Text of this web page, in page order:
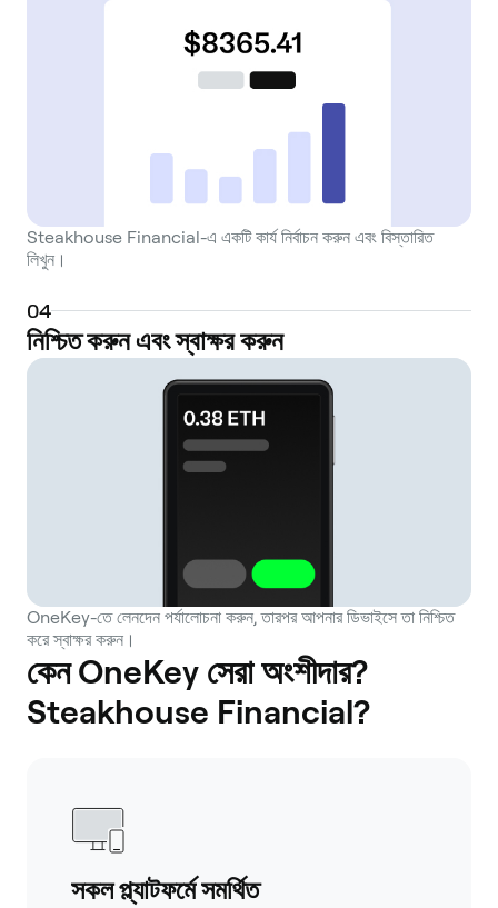
Steakhouse Financial-এ একটি কার্য নির্বাচন করুন এবং বিস্তারিত
লিখুন।
04
নিশ্চিত করুন এবং স্বাক্ষর করুন
OneKey-তে লেনদেন পর্যালোচনা করুন, তারপর আপনার ডিভাইসে তা নিশ্চিত
করে স্বাক্ষর করুন।
কেন OneKey সেরা অংশীদার?
Steakhouse Financial?
সকল প্ল্যাটফর্মে সমর্থিত